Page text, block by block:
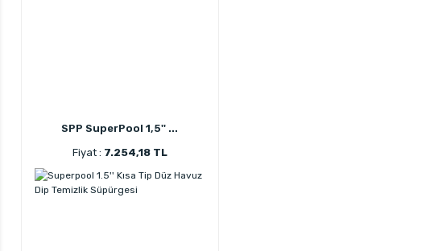
SPP SuperPool 1,5'' ...
Fiyat : 7.254,18 TL